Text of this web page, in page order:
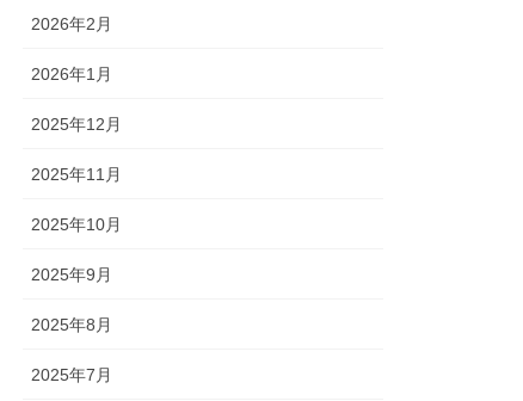
2026年2月
2026年1月
2025年12月
2025年11月
2025年10月
2025年9月
2025年8月
2025年7月